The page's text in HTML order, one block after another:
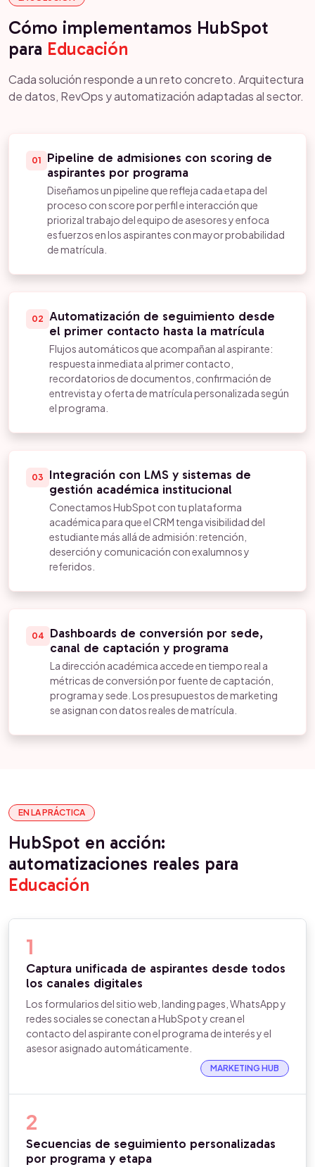
Cómo implementamos HubSpot
para Educación
Cada solución responde a un reto concreto. Arquitectura
de datos, RevOps y automatización adaptadas al sector.
01
Pipeline de admisiones con scoring de
aspirantes por programa
Diseñamos un pipeline que refleja cada etapa del
proceso con score por perfil e interacción que
priorizal trabajo del equipo de asesores y enfoca
esfuerzos en los aspirantes con mayor probabilidad
de matrícula.
02 Automatización de seguimiento desde
el primer contacto hasta la matrícula
Flujos automáticos que acompañan al aspirante:
respuesta inmediata al primer contacto,
recordatorios de documentos, confirmación de
entrevista y oferta de matrícula personalizada según
el programa.
03
Integración con LMS y sistemas de
gestión académica institucional
Conectamos HubSpot con tu plataforma
académica para que el CRM tenga visibilidad del
estudiante más allá de admisión: retención,
deserción y comunicación con exalumnos y
referidos.
04
Dashboards de conversión por sede,
canal de captación y programa
La dirección académica accede en tiempo real a
métricas de conversión por fuente de captación,
programa y sede. Los presupuestos de marketing
se asignan con datos reales de matrícula.
EN LA PRÁCTICA
HubSpot en acción:
automatizaciones reales para
Educación
1
Captura unificada de aspirantes desde todos
los canales digitales
Los formularios del sitio web, landing pages, WhatsApp y
redes sociales se conectan a HubSpot y crean el
contacto del aspirante con el programa de interés y el
asesor asignado automáticamente.
MARKETING HUB
2
Secuencias de seguimiento personalizadas
por programa y etapa